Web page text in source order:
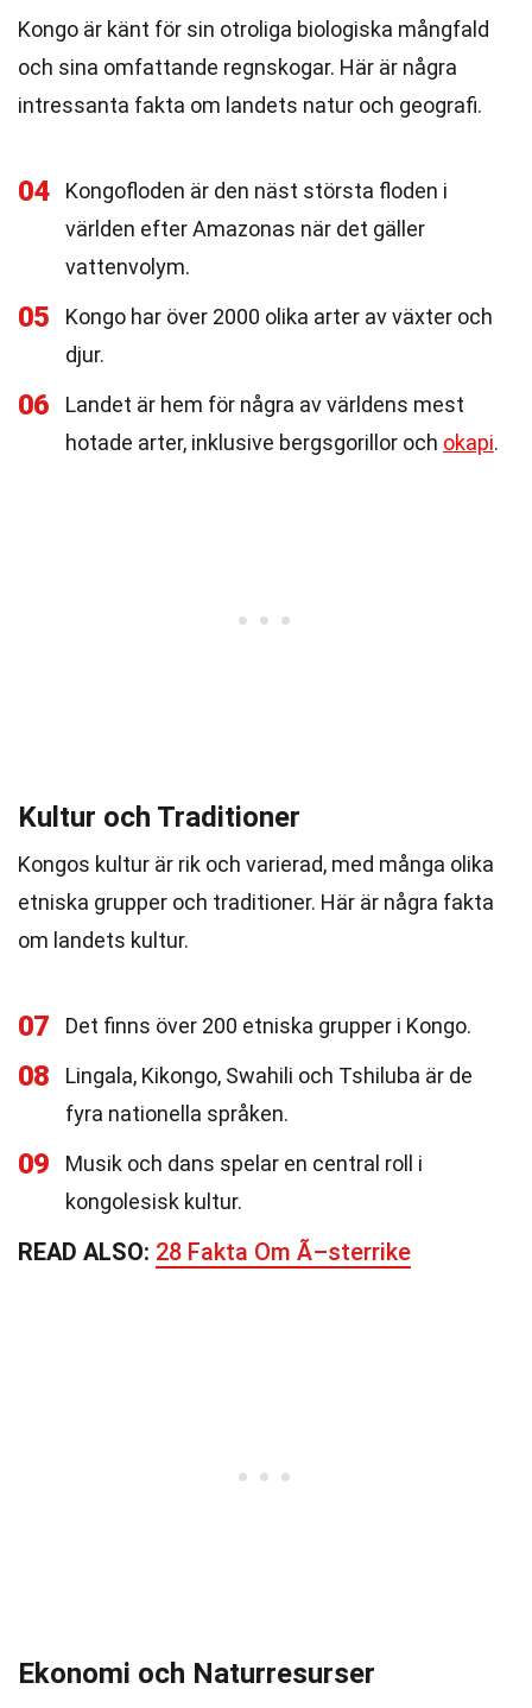
Kongo är känt för sin otroliga biologiska mångfald
och sina omfattande regnskogar. Här är några
intressanta fakta om landets natur och geografi.
04
Kongofloden är den näst största floden i
världen efter Amazonas när det gäller
vattenvolym.
05
Kongo har över 2000 olika arter av växter och
djur.
06
Landet är hem för några av världens mest
hotade arter, inklusive bergsgorillor och okapi.
Kultur och Traditioner
Kongos kultur är rik och varierad, med många olika
etniska grupper och traditioner. Här är några fakta
om landets kultur.
07 Det finns över 200 etniska grupper i Kongo.
08
Lingala, Kikongo, Swahili och Tshiluba är de
fyra nationella språken.
09
Musik och dans spelar en central roll i
kongolesisk kultur.
READ ALSO: 28 Fakta Om Ã–sterrike
Ekonomi och Naturresurser